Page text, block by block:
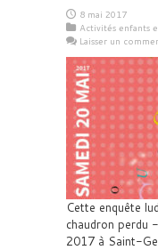
8 mai 2017
Activités enfants
Laisser un
Cette enquête
chaudron perdu
2017 à Saint-